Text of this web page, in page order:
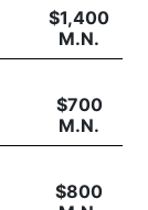
$1,400
M.N.
$700
M.N.
$800